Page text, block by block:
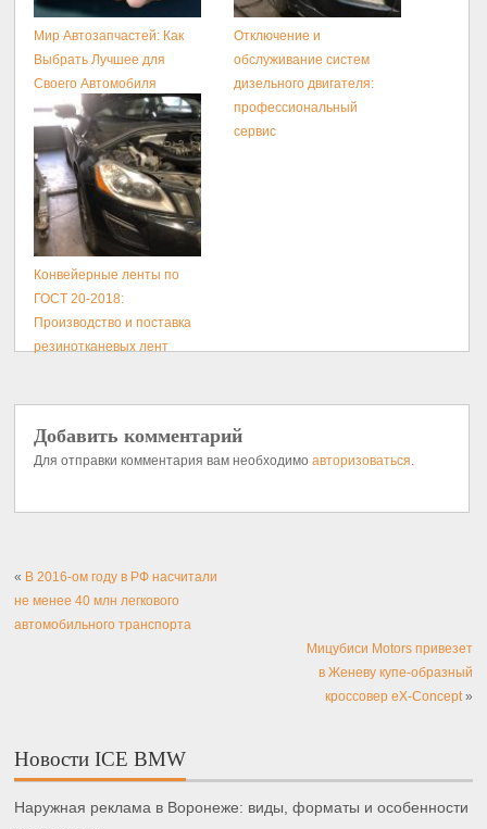
Мир Автозапчастей: Как
Выбрать Лучшее для
Своего Автомобиля
Отключение и
обслуживание систем
дизельного двигателя:
профессиональный
сервис
Конвейерные ленты по
ГОСТ 20-2018:
Производство и поставка
резинотканевых лент
Добавить комментарий
Для отправки комментария вам необходимоавторизоваться.
« В 2016-ом году в РФ насчитали
не менее 40 млн легкового
автомобильного транспорта
Мицубиси Motors привезет
в Женеву купе-образный
кроссовер eX-Concept»
Новости ICE BMW
Наружная реклама в Воронеже: виды, форматы и особенности